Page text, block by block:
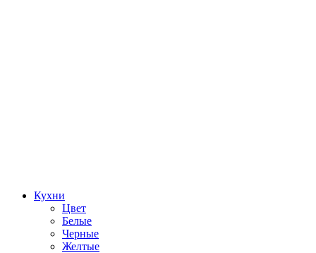
Кухни
Цвет
Белые
Черные
Желтые